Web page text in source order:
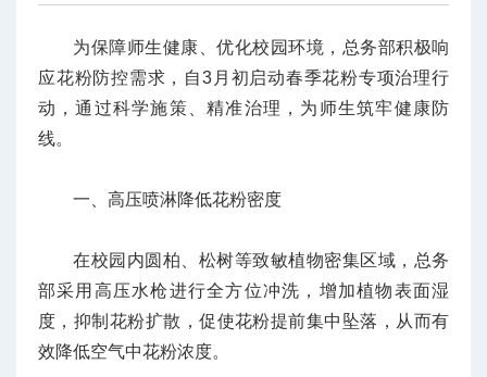
为保障师生健康、优化校园环境，总务部积极响
应花粉防控需求，自3月初启动春季花粉专项治理行
动，通过科学施策、精准治理，为师生筑牢健康防
线。
一、高压喷淋降低花粉密度
在校园内圆柏、松树等致敏植物密集区域，总务
部采用高压水枪进行全方位冲洗，增加植物表面湿
度，抑制花粉扩散，促使花粉提前集中坠落，从而有
效降低空气中花粉浓度。